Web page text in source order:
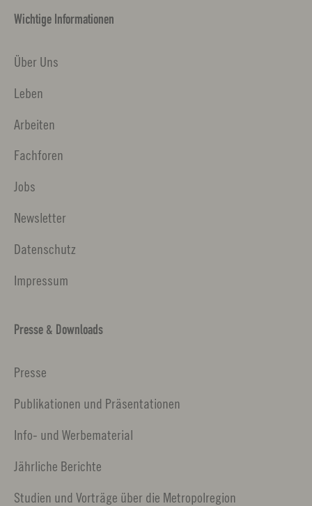
Wichtige Informationen
Über Uns
Leben
Arbeiten
Fachforen
Jobs
Newsletter
Datenschutz
Impressum
Presse & Downloads
Presse
Publikationen und Präsentationen
Info- und Werbematerial
Jährliche Berichte
Studien und Vorträge über die Metropolregion